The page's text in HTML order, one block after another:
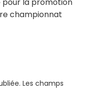
pour la promotion
championnat
Les champs